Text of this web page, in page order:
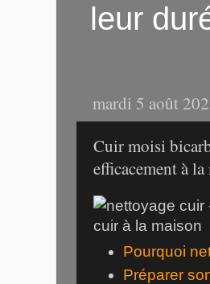
leur
mardi 5 août
Cuir moisi
efficacement à la
Pourquoi
Préparer